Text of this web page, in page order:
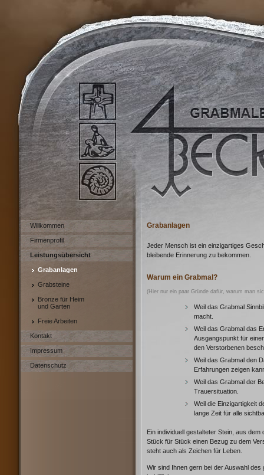
Willkommen
Firmenprofil
Leistungsübersicht
Grabanlagen
Grabsteine
Bronze für Heim
und Garten
Freie Arbeiten
Kontakt
Impressum
Datenschutz
Grabanlagen
Jeder Mensch ist ein einzigartiges
bleibende Erinnerung zu bekommen.
Warum ein Grabmal?
(Hier nur ein paar Gründe dafür, warum man
Weil das Grabmal
macht.
Weil das Grabmal das
Ausgangspunkt für
den Verstorbenen
Weil das Grabmal den
Erfahrungen zeigen
Weil das Grabmal der
Trauersituation.
Weil die Einzigartigkeit
lange Zeit für alle
Ein individuell gestalteter Stein, aus
Stück für Stück einen Bezug zu dem
steht auch als Zeichen für Leben.
Wir sind Ihnen gern bei der Auswahl